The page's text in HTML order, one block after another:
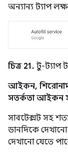
অন্যান্য ট্যাপ
চিত্র 21. টু-ট্যাপ
আইকন, শিরোনাম,
সতর্কতা আইকন
সাবটেক্সট সহ
ডানদিকে
দেখানো যেতে